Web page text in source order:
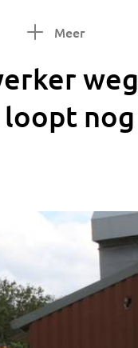
Meer
weg
nog